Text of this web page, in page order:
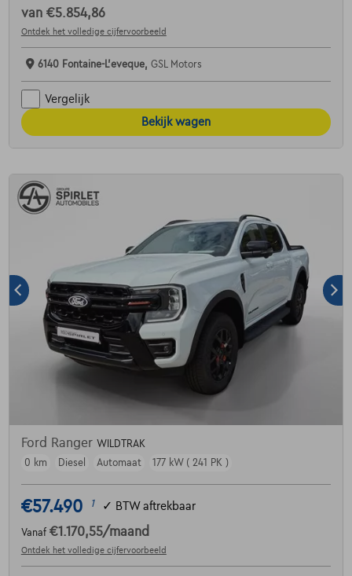
van €5.854,86
Ontdek het volledige cijfervoorbeeld
6140 Fontaine-L'eveque, GSL Motors
Vergelijk
Bekijk wagen
Ford Ranger WILDTRAK
0 km
Diesel Automaat 177 kW ( 241 PK )
€57.490 1 ✓ BTW aftrekbaar
Vanaf €1.170,55/maand
Ontdek het volledige cijfervoorbeeld